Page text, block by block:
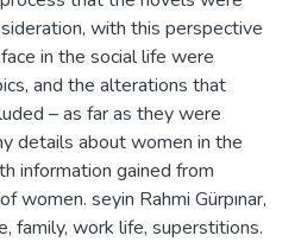
with this perspective
in the social life were
and the alterations that
– as far as they were
details about women in the
information gained from
women. seyin Rahmi Gürpınar,
family, work life, superstitions.